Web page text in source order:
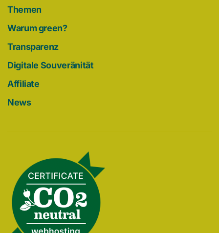
Themen
Warum green?
Transparenz
Digitale Souveränität
Affiliate
News